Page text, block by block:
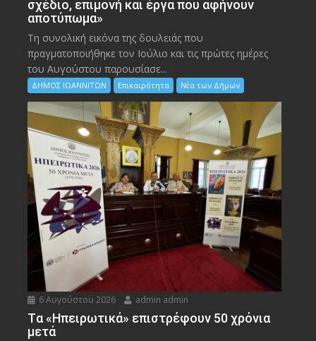
σχέδιο, επιμονή και έργα που αφήνουν
αποτύπωμα»
Τη συνολική εικόνα της δουλειάς που
πραγματοποιήθηκε τον Ιούλιο και τις πρώτες ημέρες
του Αυγούστου παρουσίασε...
ΔΗΜΟΣ ΙΩΑΝΝΙΤΩΝ Επικαιρότητα Νέα των Δήμων
6 Αυγούστου 2026 admin admin
Tα «Ηπειρωτικά» επιστρέφουν 50 χρόνια
μετά